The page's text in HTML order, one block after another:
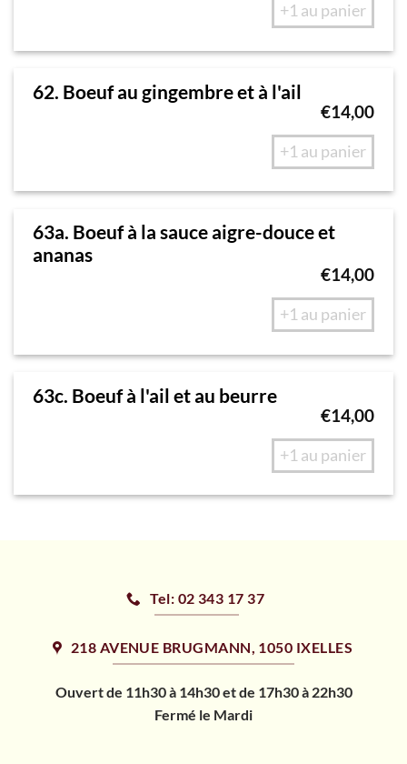
+1 au panier
62. Boeuf au gingembre et à l'ail
€14,00
+1 au panier
63a. Boeuf à la sauce aigre-douce et
ananas
€14,00
+1 au panier
63c. Boeuf à l'ail et au beurre
€14,00
+1 au panier
Tel: 02 343 17 37
218 AVENUE BRUGMANN, 1050 IXELLES
Ouvert de 11h30 à 14h30 et de 17h30 à 22h30
Fermé le Mardi